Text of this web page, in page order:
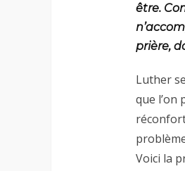
être.
prière,
Luther
que
Voici la